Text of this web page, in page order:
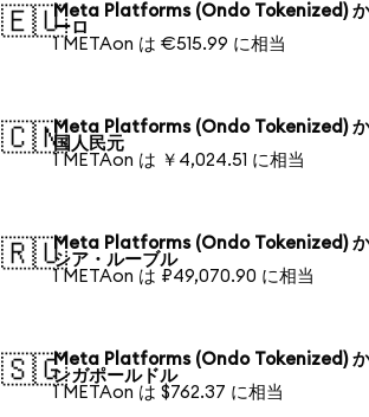
🇪🇺Meta Platforms (Ondo Tokenized)
ーロ
1 METAon は €515.99 に相当
🇨🇳Meta Platforms (Ondo Tokenized)
国人民元
1 METAon は ￥4,024.51 に相当
🇷🇺Meta Platforms (Ondo Tokenized) か
シア・ルーブル
1 METAon は ₽49,070.90 に相当
🇸🇬Meta Platforms (Ondo Tokenized)
ンガポールドル
1 METAon は $762.37 に相当